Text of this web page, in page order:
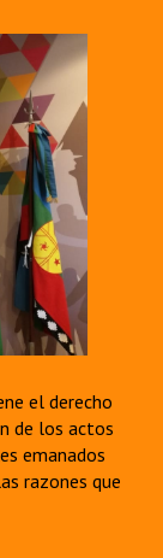
el derecho
de los actos
emanados
razones que